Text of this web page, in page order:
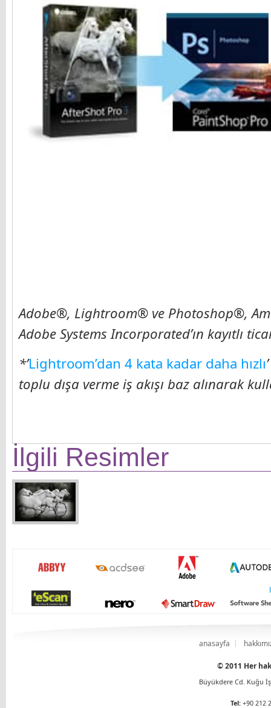
Adobe®, Lightroom® ve Photoshop®,
Adobe Systems Incorporated’ın kayıtlı
*’Lightroom’dan 4 kata kadar daha hızlı
toplu dışa verme iş akışı baz alınarak
İlgili Resimler
anasayfa
© 2011 Her
Büyükdere Cd. Kuğu
Tel: +90 212